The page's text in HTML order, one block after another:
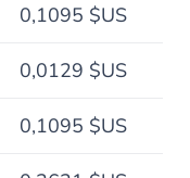
0,1095 $US
0,0129 $US
0,1095 $US